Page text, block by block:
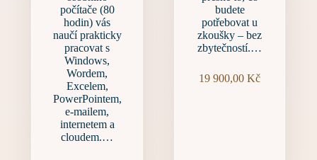
počítače (80
hodin) vás
naučí prakticky
pracovat s
Windows,
Wordem,
Excelem,
PowerPointem,
e-mailem,
internetem a
cloudem.…
budete
potřebovat u
zkoušky – bez
zbytečností.…
19 900,00Kč